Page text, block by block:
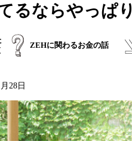
るならやっぱり
ZEHに関わるお金の話
28日